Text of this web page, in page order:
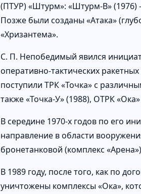
(ПТУР) «Штурм»: «Штурм-В»
Позже были созданы «Атака»
«Хризантема».
С. П. Непобедимый явился
оперативно-тактических
поступили ТРК «Точка» с
также «Точка-У» (1988), ОТРК «Ока»
В середине 1970-х годов по его
направление в области
бронетанковой (комплекс
В 1989 году, после того, как по
уничтожены комплексы «Ока»,